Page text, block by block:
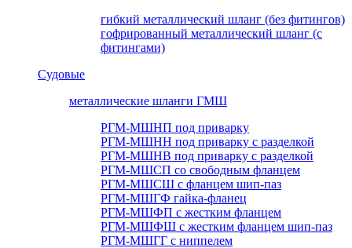
гибкий металлический шланг (без фитингов)
гофрированный металлический шланг (с
фитингами)
Судовые
металлические шланги ГМШ
РГМ-МШНП под приварку
РГМ-МШНН под приварку с разделкой
РГМ-МШНВ под приварку с разделкой
РГМ-МШСП со свободным фланцем
РГМ-МШСШ с фланцем шип-паз
РГМ-МШГФ гайка-фланец
РГМ-МШФП с жестким фланцем
РГМ-МШФШ с жестким фланцем шип-паз
РГМ-МШГГ с ниппелем